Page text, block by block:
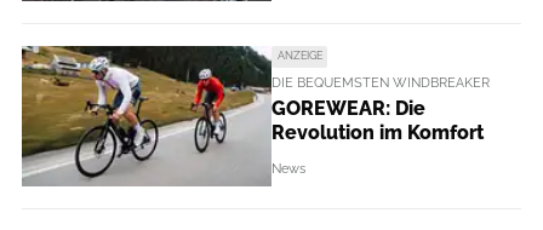
ANZEIGE
DIE BEQUEMSTEN WINDBREAKER
GOREWEAR: Die
Revolution im Komfort
News